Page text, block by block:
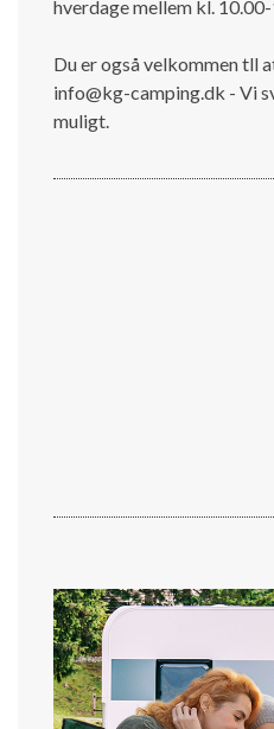
hverdage mellem kl.
Du er også velkommen tll
info@kg-camping.dk - Vi
muligt.